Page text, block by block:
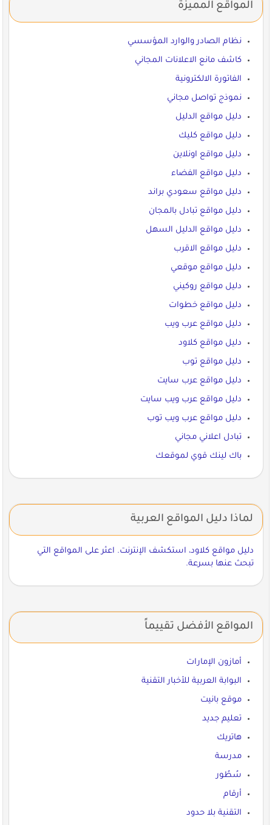
المواقع المميزة
نظام الصادر والوارد المؤسسي
كاشف مانع الاعلانات المجاني
الفاتورة الالكترونية
نموذج تواصل مجاني
دليل مواقع الدليل
دليل مواقع كليك
دليل مواقع اونلاين
دليل مواقع الفضاء
دليل مواقع سعودي براند
دليل مواقع تبادل بالمجان
دليل مواقع الدليل السهل
دليل مواقع الاقرب
دليل مواقع موقعي
دليل مواقع روكيني
دليل مواقع خطوات
دليل مواقع عرب ويب
دليل مواقع كلاود
دليل مواقع توب
دليل مواقع عرب سايت
دليل مواقع عرب ويب سايت
دليل مواقع عرب ويب توب
تبادل اعلاني مجاني
باك لينك قوي لموقعك
لماذا دليل المواقع العربية
دليل مواقع كلاود، استكشف الإنترنت. اعثر على المواقع التي
تبحث عنها بسرعة.
المواقع الأفضل تقييماً
أمازون الإمارات
البوابة العربية للأخبار التقنية
موقع بانيت
تعليم جديد
هاتريك
مدرسة
سُطُور
أرقام
التقنية بلا حدود